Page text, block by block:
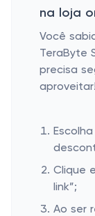
na loja
Você
TeraByte
precisa
aproveitar!
Clique
link”;
Ao ser